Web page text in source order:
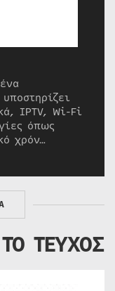
IPTV, Wi-Fi
όπως
χρόν…
ΤΕΥΧΟΣ